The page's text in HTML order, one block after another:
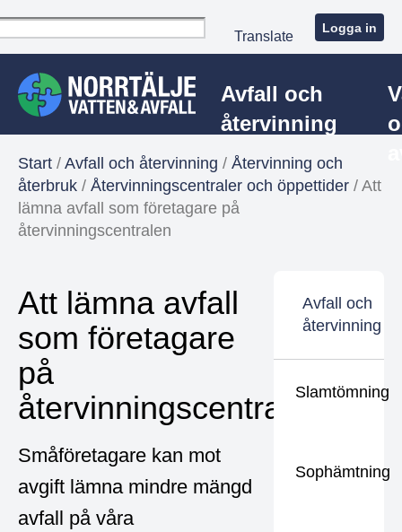
Translate
Logga in
Avfall och
återvinning
Start / Avfall och återvinning / Återvinning och
återbruk / Återvinningscentraler och öppettider / Att
lämna avfall som företagare på
återvinningscentralen
Att lämna avfall
som företagare
på
återvinningscentralen
Småföretagare kan mot
avgift lämna mindre mängd
avfall på våra
Avfall och
återvinning
Slamtömning
Sophämtning